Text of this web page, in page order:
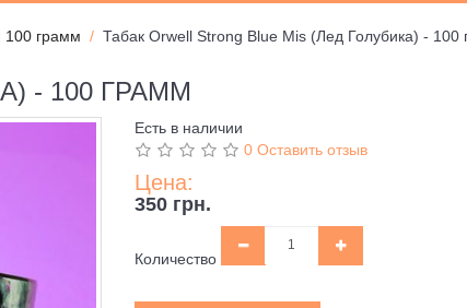
100 грамм Табак Orwell Strong Blue Mis (Лед Голубика) - 100
- 100 ГРАММ
Есть в наличии
0 Оставить отзыв
Цена:
350 грн.
Количество